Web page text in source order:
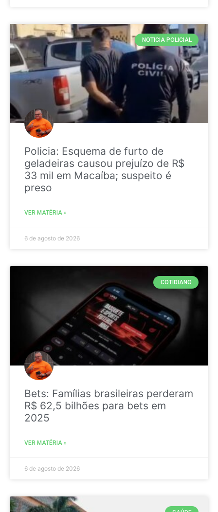
NOTICIA POLICIAL
Policia: Esquema de furto de
geladeiras causou prejuízo de R$
33 mil em Macaíba; suspeito é
preso
VER MATÉRIA »
6 de agosto de 2026
COTIDIANO
Bets: Famílias brasileiras perderam
R$ 62,5 bilhões para bets em
2025
VER MATÉRIA »
6 de agosto de 2026